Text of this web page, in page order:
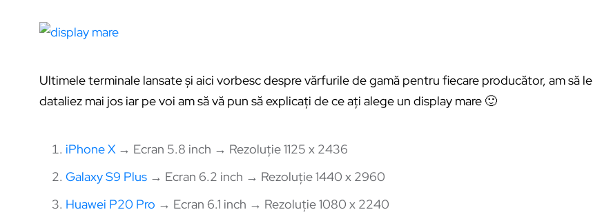
Ultimele terminale lansate și aici vorbesc despre vărfurile de gamă pentru fiecare producător, am să le
dataliez mai jos iar pe voi am să vă pun să explicați de ce ați alege un display mare 🙂
iPhone X→ Ecran 5.8 inch → Rezoluție 1125 x 2436
Galaxy S9 Plus → Ecran 6.2 inch → Rezoluție 1440 x 2960
Huawei P20 Pro → Ecran 6.1 inch → Rezoluție 1080 x 2240